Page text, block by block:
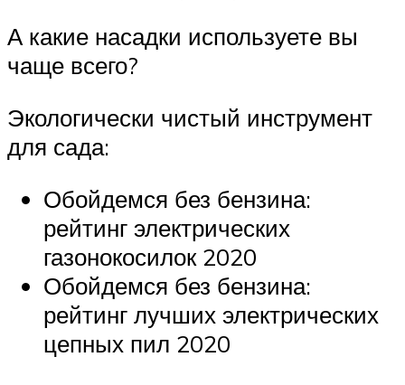
А какие насадки используете вы
чаще всего?
Экологически чистый инструмент
для сада:
Обойдемся без бензина:
рейтинг электрических
газонокосилок 2020
Обойдемся без бензина:
рейтинг лучших электрических
цепных пил 2020